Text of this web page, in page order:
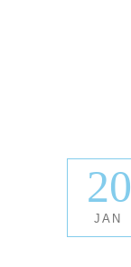
20
JAN